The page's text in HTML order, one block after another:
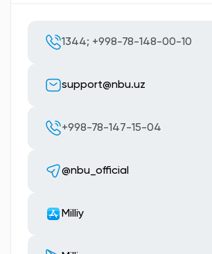
1344; +998-78-148-00-10
support@nbu.uz
+998-78-147-15-04
@nbu_official
Milliy